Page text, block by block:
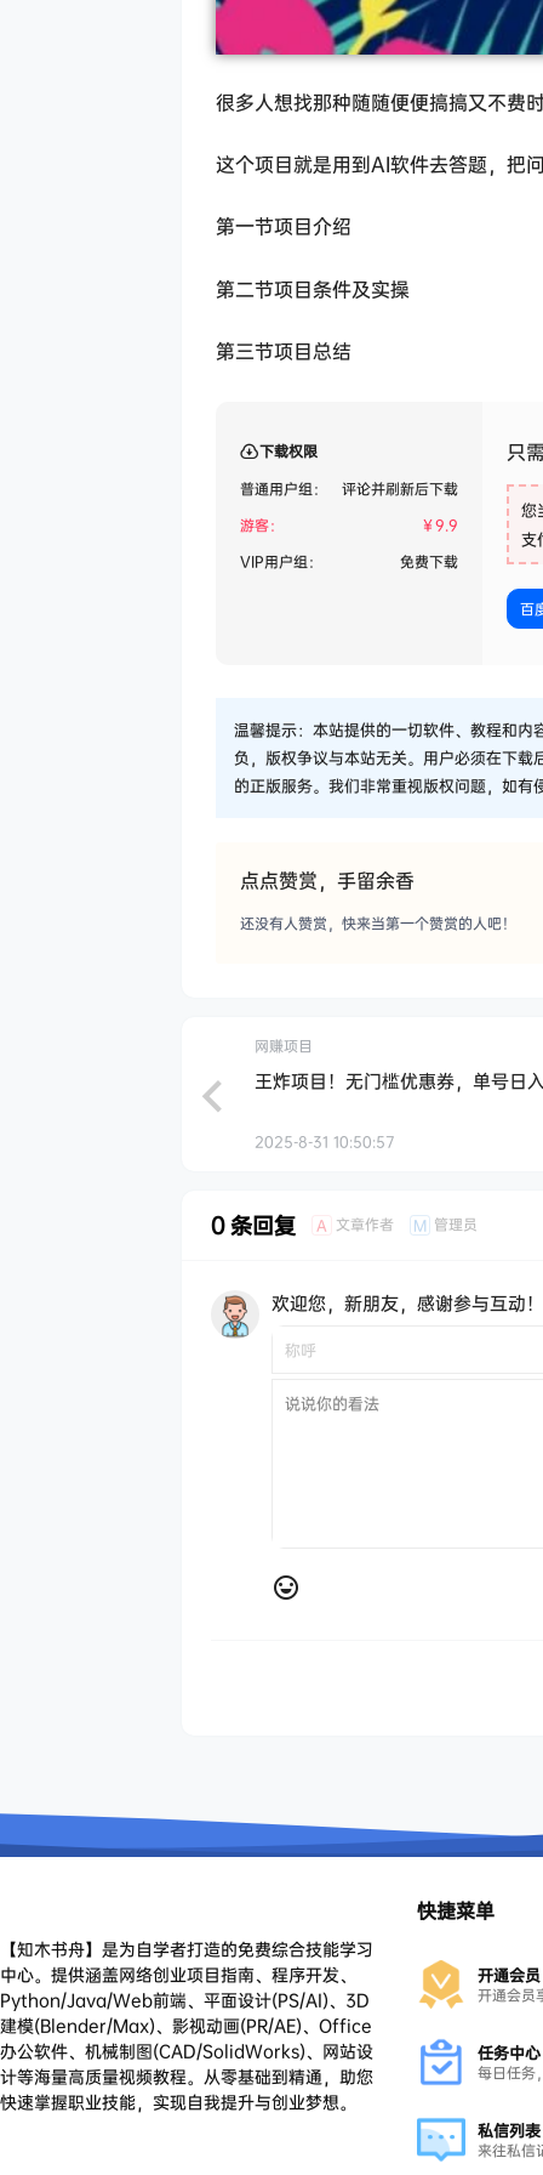
很多人想找那种随随便便搞搞又不费
这个项目就是用到AI软件去答题，把
第一节项目介绍
第二节项目条件及实操
第三节项目总结
下载权限
普通用户组：
评论并刷新后下载
游客：
￥9.9
VIP用户组：
免费下载
只
您
支
百
温馨提示：本站提供的一切软件、教程和
负，版权争议与本站无关。用户必须在下
的正版服务。我们非常重视版权问题，如
点点赞赏，手留余香
还没有人赞赏，快来当第一个赞赏的人吧！
网赚项目
王炸项目！无门槛优惠券，单号日
2025-8-31 10:50:57
0 条回复 A 文章作者 M 管理员
欢迎您，新朋友，感谢参与互动！
【知木书舟】是为自学者打造的免费综合技能学习
中心。提供涵盖网络创业项目指南、程序开发、
Python/Java/Web前端、平面设计(PS/AI)、3D
建模(Blender/Max)、影视动画(PR/AE)、Office
办公软件、机械制图(CAD/SolidWorks)、网站设
计等海量高质量视频教程。从零基础到精通，助您
快速掌握职业技能，实现自我提升与创业梦想。
快捷菜单
开通会员
开通会员
任务中心
每日任务
私信列表
来往私信